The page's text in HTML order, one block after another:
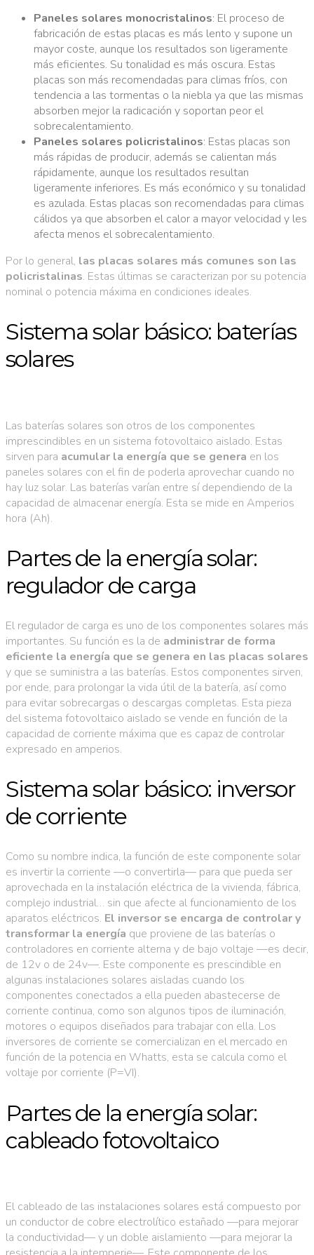
Paneles solares monocristalinos: El proceso de
fabricación de estas placas es más lento y supone un
mayor coste, aunque los resultados son ligeramente
más eficientes. Su tonalidad es más oscura. Estas
placas son más recomendadas para climas fríos, con
tendencia a las tormentas o la niebla ya que las mismas
absorben mejor la radicación y soportan peor el
sobrecalentamiento.
Paneles solares policristalinos: Estas placas son
más rápidas de producir, además se calientan más
rápidamente, aunque los resultados resultan
ligeramente inferiores. Es más económico y su tonalidad
es azulada. Estas placas son recomendadas para climas
cálidos ya que absorben el calor a mayor velocidad y les
afecta menos el sobrecalentamiento.
Por lo general, las placas solares más comunes son las
policristalinas. Estas últimas se caracterizan por su potencia
nominal o potencia máxima en condiciones ideales.
Sistema solar básico: baterías
solares
Las baterías solares son otros de los componentes
imprescindibles en un sistema fotovoltaico aislado. Estas
sirven para acumular la energía que se genera en los
paneles solares con el fin de poderla aprovechar cuando no
hay luz solar. Las baterías varían entre sí dependiendo de la
capacidad de almacenar energía. Esta se mide en Amperios
hora (Ah).
Partes de la energía solar:
regulador de carga
El regulador de carga es uno de los componentes solares más
importantes. Su función es la de administrar de forma
eficiente la energía que se genera en las placas solares
y que se suministra a las baterías. Estos componentes sirven,
por ende, para prolongar la vida útil de la batería, así como
para evitar sobrecargas o descargas completas. Esta pieza
del sistema fotovoltaico aislado se vende en función de la
capacidad de corriente máxima que es capaz de controlar
expresado en amperios.
Sistema solar básico: inversor
de corriente
Como su nombre indica, la función de este componente solar
es invertir la corriente —o convertirla— para que pueda ser
aprovechada en la instalación eléctrica de la vivienda, fábrica,
complejo industrial… sin que afecte al funcionamiento de los
aparatos eléctricos. El inversor se encarga de controlar y
transformar la energía que proviene de las baterías o
controladores en corriente alterna y de bajo voltaje —es decir,
de 12v o de 24v—. Este componente es prescindible en
algunas instalaciones solares aisladas cuando los
componentes conectados a ella pueden abastecerse de
corriente continua, como son algunos tipos de iluminación,
motores o equipos diseñados para trabajar con ella. Los
inversores de corriente se comercializan en el mercado en
función de la potencia en Whatts, esta se calcula como el
voltaje por corriente (P=VI).
Partes de la energía solar:
cableado fotovoltaico
El cableado de las instalaciones solares está compuesto por
un conductor de cobre electrolítico estañado —para mejorar
la conductividad— y un doble aislamiento —para mejorar la